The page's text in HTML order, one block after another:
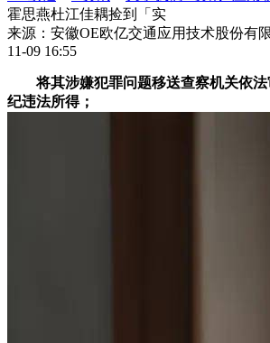
霍思燕杜江佳耦捡到「实
来源：安徽OE欧亿交通应用技术股份有
11-09 16:55
将其涉嫌犯罪问题移送查察机关依法
纪违法所得；